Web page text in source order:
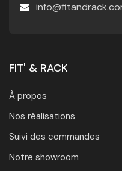
FIT' & RACK
À propos
Nos réalisations
Suivi des commandes
Notre showroom